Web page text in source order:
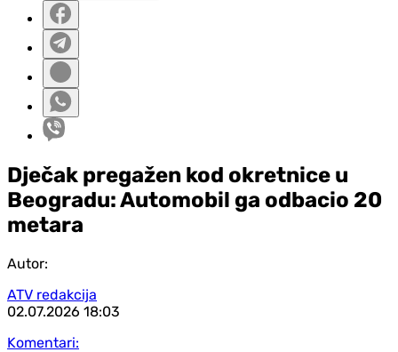
Dječak pregažen kod okretnice u
Beogradu: Automobil ga odbacio 20
metara
Autor:
ATV redakcija
02.07.2026 18:03
Komentari: